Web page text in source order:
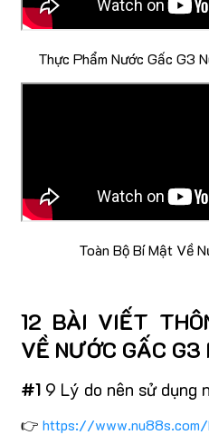
Thực Phẩm Nước Gấc G3
Toàn Bộ Bí Mật Về
12 BÀI VIẾT
VỀ NƯỚC GẤC G3
#1 9 Lý do nên sử dụng
👉 https://